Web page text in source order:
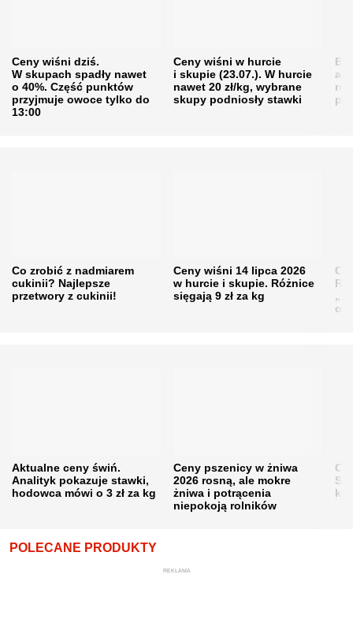
Ceny wiśni dziś.
W skupach spadły nawet
o 40%. Część punktów
przyjmuje owoce tylko do
13:00
Ceny wiśni w hurcie
i skupie (23.07.). W hurcie
nawet 20 zł/kg, wybrane
skupy podniosły stawki
Co zrobić z nadmiarem
cukinii? Najlepsze
przetwory z cukinii!
Ceny wiśni 14 lipca 2026
w hurcie i skupie. Różnice
sięgają 9 zł za kg
Aktualne ceny świń.
Analityk pokazuje stawki,
hodowca mówi o 3 zł za kg
Ceny pszenicy w żniwa
2026 rosną, ale mokre
żniwa i potrącenia
niepokoją rolników
POLECANE PRODUKTY
REKLAMA